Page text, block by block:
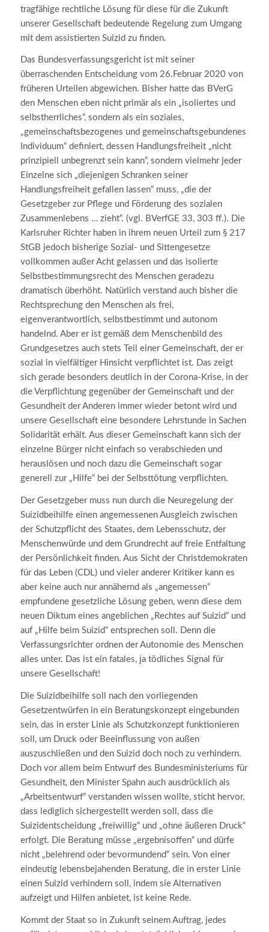
tragfähige rechtliche Lösung für diese für die Zukunft
unserer Gesellschaft bedeutende Regelung zum Umgang
mit dem assistierten Suizid zu finden.
Das Bundesverfassungsgericht ist mit seiner
überraschenden Entscheidung vom 26.Februar 2020 von
früheren Urteilen abgewichen. Bisher hatte das BVerG
den Menschen eben nicht primär als ein „isoliertes und
selbstherrliches“, sondern als ein soziales,
„gemeinschaftsbezogenes und gemeinschaftsgebundenes
Individuum“ definiert, dessen Handlungsfreiheit „nicht
prinzipiell unbegrenzt sein kann“, sondern vielmehr jeder
Einzelne sich „diejenigen Schranken seiner
Handlungsfreiheit gefallen lassen“ muss, „die der
Gesetzgeber zur Pflege und Förderung des sozialen
Zusammenlebens … zieht“. (vgl. BVerfGE 33, 303 ff.). Die
Karlsruher Richter haben in ihrem neuen Urteil zum § 217
StGB jedoch bisherige Sozial- und Sittengesetze
vollkommen außer Acht gelassen und das isolierte
Selbstbestimmungsrecht des Menschen geradezu
dramatisch überhöht. Natürlich verstand auch bisher die
Rechtsprechung den Menschen als frei,
eigenverantwortlich, selbstbestimmt und autonom
handelnd. Aber er ist gemäß dem Menschenbild des
Grundgesetzes auch stets Teil einer Gemeinschaft, der er
sozial in vielfältiger Hinsicht verpflichtet ist. Das zeigt
sich gerade besonders deutlich in der Corona-Krise, in der
die Verpflichtung gegenüber der Gemeinschaft und der
Gesundheit der Anderen immer wieder betont wird und
unsere Gesellschaft eine besondere Lehrstunde in Sachen
Solidarität erhält. Aus dieser Gemeinschaft kann sich der
einzelne Bürger nicht einfach so verabschieden und
herauslösen und noch dazu die Gemeinschaft sogar
generell zur „Hilfe“ bei der Selbsttötung verpflichten.
Der Gesetzgeber muss nun durch die Neuregelung der
Suizidbeihilfe einen angemessenen Ausgleich zwischen
der Schutzpflicht des Staates, dem Lebensschutz, der
Menschenwürde und dem Grundrecht auf freie Entfaltung
der Persönlichkeit finden. Aus Sicht der Christdemokraten
für das Leben (CDL) und vieler anderer Kritiker kann es
aber keine auch nur annähernd als „angemessen“
empfundene gesetzliche Lösung geben, wenn diese dem
neuen Diktum eines angeblichen „Rechtes auf Suizid“ und
auf „Hilfe beim Suizid“ entsprechen soll. Denn die
Verfassungsrichter ordnen der Autonomie des Menschen
alles unter. Das ist ein fatales, ja tödliches Signal für
unsere Gesellschaft!
Die Suizidbeihilfe soll nach den vorliegenden
Gesetzentwürfen in ein Beratungskonzept eingebunden
sein, das in erster Linie als Schutzkonzept funktionieren
soll, um Druck oder Beeinflussung von außen
auszuschließen und den Suizid doch noch zu verhindern.
Doch vor allem beim Entwurf des Bundesministeriums für
Gesundheit, den Minister Spahn auch ausdrücklich als
„Arbeitsentwurf“ verstanden wissen wollte, sticht hervor,
dass lediglich sichergestellt werden soll, dass die
Suizidentscheidung „freiwillig“ und „ohne äußeren Druck“
erfolgt. Die Beratung müsse „ergebnisoffen“ und dürfe
nicht „belehrend oder bevormundend“ sein. Von einer
eindeutig lebensbejahenden Beratung, die in erster Linie
einen Suizid verhindern soll, indem sie Alternativen
aufzeigt und Hilfen anbietet, ist keine Rede.
Kommt der Staat so in Zukunft seinem Auftrag, jedes